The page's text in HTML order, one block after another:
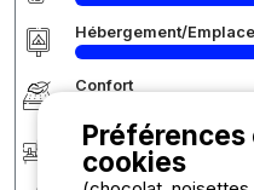
Hébergement/
Confort
Accueil
Préférences
cookies